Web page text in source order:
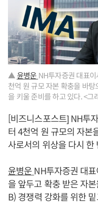
▲윤병운 NH투자증권 대표
천억 원 규모 자본 확충을 바
을 키울 준비를 하고 있다. <그
[비즈니스포스트] NH투
터 4천억 원 규모의 자본
사로서의 위상을 다시 한
윤병운NH투자증권 대
을 앞두고 확충 받은 자
B) 경쟁력 강화를 위한